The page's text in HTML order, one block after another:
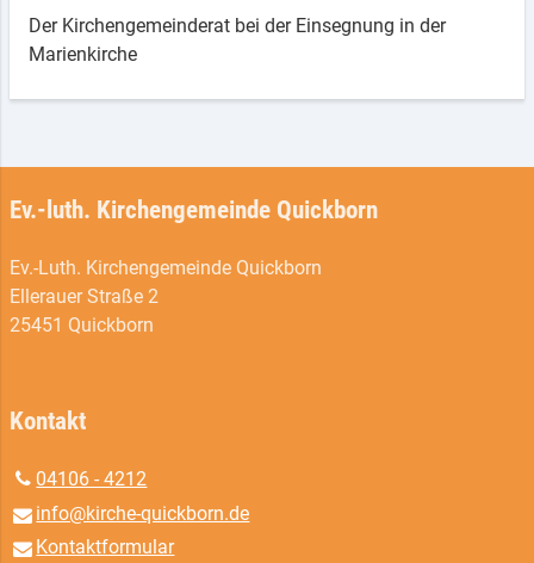
Der Kirchengemeinderat bei der Einsegnung in der
Marienkirche
Ev.-luth. Kirchengemeinde Quickborn
Ev.-Luth. Kirchengemeinde Quickborn
Ellerauer Straße 2
25451 Quickborn
Kontakt
04106 - 4212
info@​kirche-quickborn.​de
Kontaktformular